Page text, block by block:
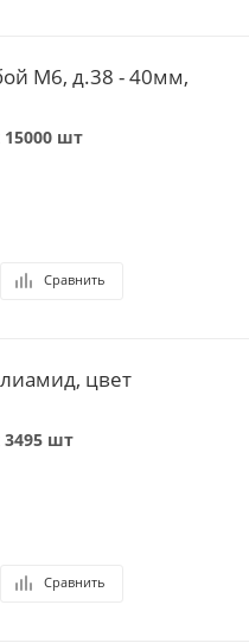
М6, д.38 - 40мм,
15000 шт
Сравнить
цвет
3495 шт
Сравнить